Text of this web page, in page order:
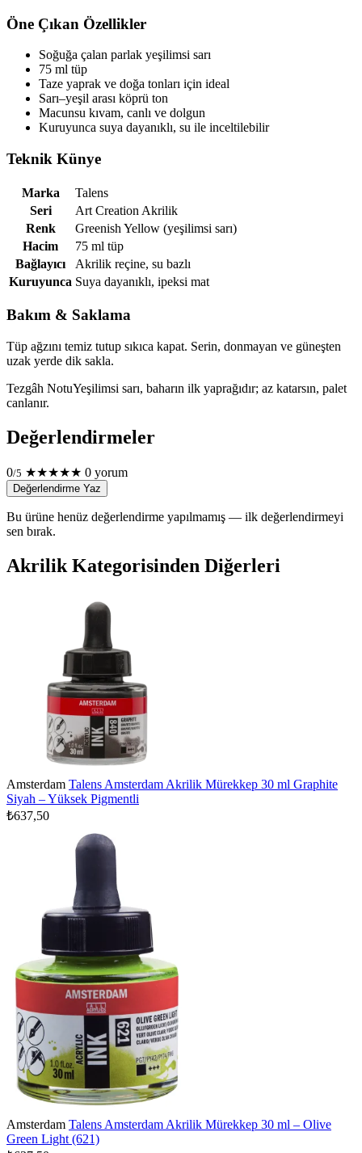
Öne Çıkan Özellikler
Soğuğa çalan parlak yeşilimsi sarı
75 ml tüp
Taze yaprak ve doğa tonları için ideal
Sarı–yeşil arası köprü ton
Macunsu kıvam, canlı ve dolgun
Kuruyunca suya dayanıklı, su ile inceltilebilir
Teknik Künye
Marka
Talens
Seri
Art Creation Akrilik
Renk
Greenish Yellow (yeşilimsi sarı)
Hacim
75 ml tüp
Bağlayıcı
Akrilik reçine, su bazlı
Kuruyunca Suya dayanıklı, ipeksi mat
Bakım & Saklama
Tüp ağzını temiz tutup sıkıca kapat. Serin, donmayan ve güneşten
uzak yerde dik sakla.
Tezgâh NotuYeşilimsi sarı, baharın ilk yaprağıdır; az katarsın, palet
canlanır.
Değerlendirmeler
0/5 ★★★★★ 0 yorum
Değerlendirme Yaz
Bu ürüne henüz değerlendirme yapılmamış — ilk değerlendirmeyi
sen bırak.
Akrilik Kategorisinden Diğerleri
Amsterdam Talens Amsterdam Akrilik Mürekkep 30 ml Graphite
Siyah – Yüksek Pigmentli
₺637,50
Amsterdam Talens Amsterdam Akrilik Mürekkep 30 ml – Olive
Green Light (621)